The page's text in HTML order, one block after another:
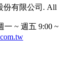
份有限公司. All
~ 週五 9:00 ~